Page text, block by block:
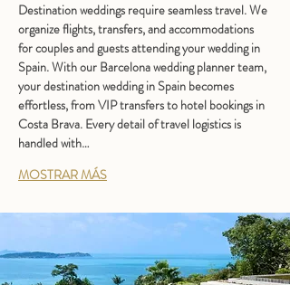
Destination weddings require seamless travel. We
organize flights, transfers, and accommodations
for couples and guests attending your wedding in
Spain. With our Barcelona wedding planner team,
your destination wedding in Spain becomes
effortless, from VIP transfers to hotel bookings in
Costa Brava. Every detail of travel logistics is
handled with…
MOSTRAR MÁS